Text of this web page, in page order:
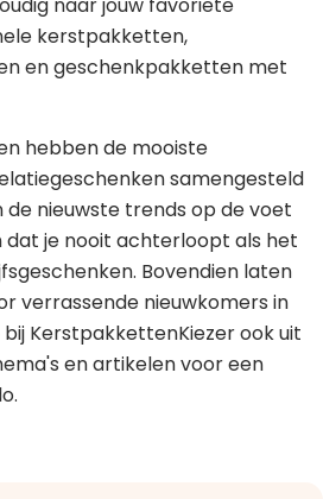
kerstpakketten,
en geschenkpakketten met
hebben de mooiste
samengesteld
de nieuwste trends op de voet
je nooit achterloopt als het
Bovendien laten
verrassende nieuwkomers in
bij KerstpakkettenKiezer ook uit
en artikelen voor een